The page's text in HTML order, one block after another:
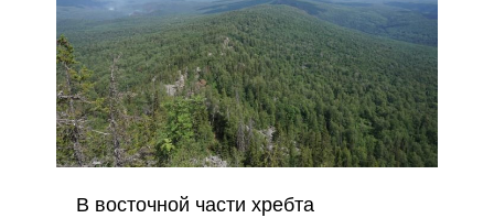
В восточной части хребта